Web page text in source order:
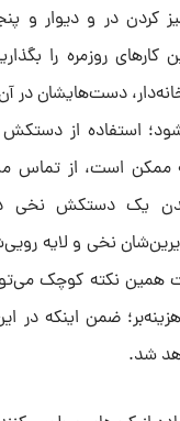
در و دیوار و
کارهای روزمره را
دست‌هایشان در
استفاده از دستکش
ممکن است، از تماس
یک دستکش نخی
نخی و لایه
همین نکته کوچک
ضمن اینکه در
شد.